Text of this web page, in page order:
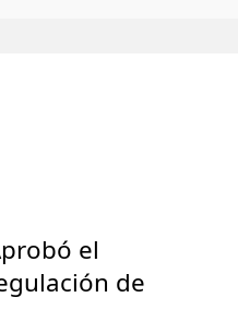
el
de